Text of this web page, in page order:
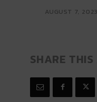
AUGUST 7, 2023
SHARE